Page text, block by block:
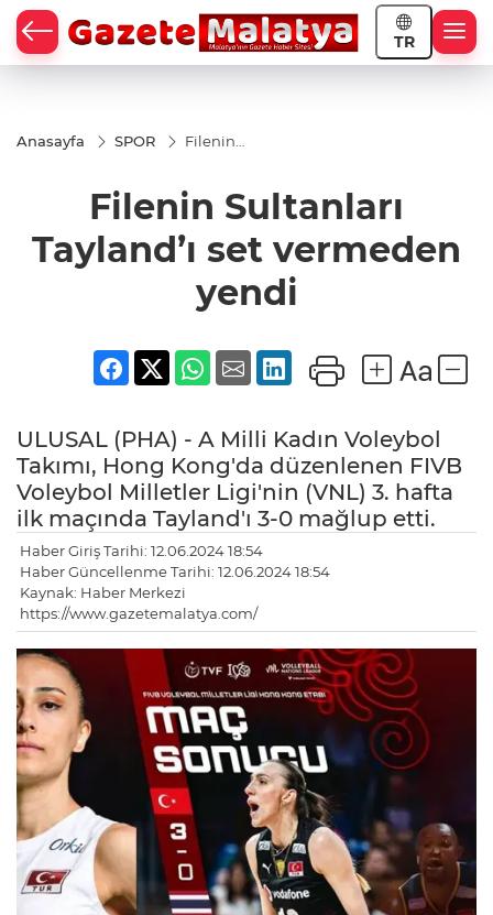
TR
Anasayfa SPOR
Filenin
set
vermeden
Filenin Sultanları
Tayland’ı set vermeden
yendi
ULUSAL (PHA) - A Milli Kadın Voleybol
Takımı, Hong Kong'da düzenlenen FIVB
Voleybol Milletler Ligi'nin (VNL) 3. hafta
ilk maçında Tayland'ı 3-0 mağlup etti.
Haber Giriş Tarihi: 12.06.2024 18:54
Haber Güncellenme Tarihi: 12.06.2024 18:54
Kaynak: Haber Merkezi
https://www.gazetemalatya.com/